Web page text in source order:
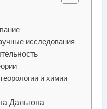
исследования
и химии
Дальтона